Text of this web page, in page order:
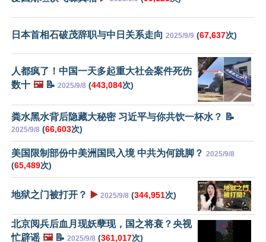
日本首相石破茂辞职与中日关系走向 2025/9/9 (67,637次)
人都疯了！中国一天多起重大社会案件死伤
数十 🖼️📝 2025/9/8 (443,084次)
粪水黑水背后隐藏大秘密 习近平与你共饮一杯水？ 📝
2025/9/8 (66,603次)
美国限制部份中美洲国民入境 中共为何跳脚？ 2025/9/8
(65,489次)
地狱之门被打开？ ▶️ 2025/9/8 (344,951次)
北京阅兵后血月现妖孽现，国之将衰？央视
忙辟谣 🖼️📝 2025/9/8 (361,017次)